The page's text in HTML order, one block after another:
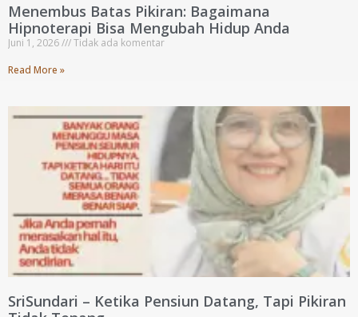
Menembus Batas Pikiran: Bagaimana
Hipnoterapi Bisa Mengubah Hidup Anda
Juni 1, 2026
Tidak ada komentar
Read More »
SriSundari – Ketika Pensiun Datang, Tapi Pikiran